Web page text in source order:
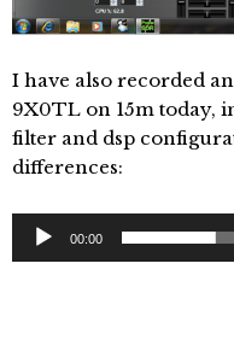
I have also recorded
9X0TL on 15m today,
filter and dsp
differences:
Audio
Player00:00